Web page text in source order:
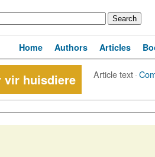
Home Authors Articles
vir huisdiere Article text·